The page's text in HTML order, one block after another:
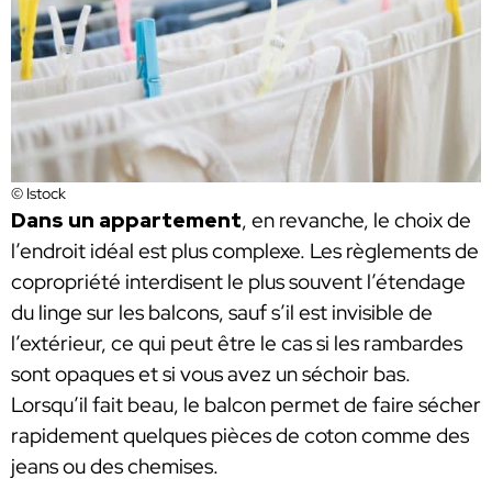
© Istock
Dans un appartement, en revanche, le choix de
l’endroit idéal est plus complexe. Les règlements de
copropriété interdisent le plus souvent l’étendage
du linge sur les balcons, sauf s’il est invisible de
l’extérieur, ce qui peut être le cas si les rambardes
sont opaques et si vous avez un séchoir bas.
Lorsqu’il fait beau, le balcon permet de faire sécher
rapidement quelques pièces de coton comme des
jeans ou des chemises.